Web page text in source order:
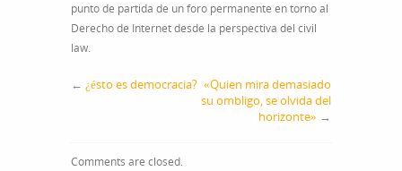
punto de partida de un foro permanente en torno al
Derecho de Internet desde la perspectiva del civil
law.
← ¿ésto es democracia? «Quien mira demasiado
su ombligo, se olvida del
horizonte» →
Comments are closed.